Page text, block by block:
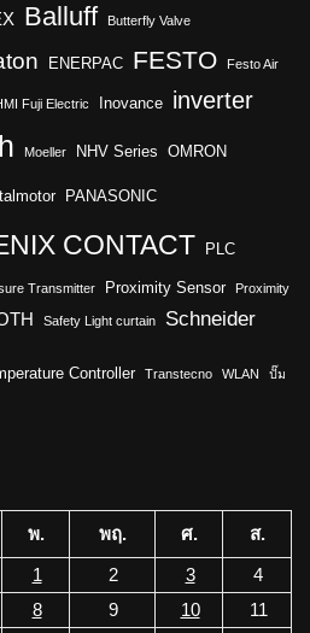
Balluff Butterfly Valve
ENERPAC FESTO Festo Air
Fuji Electric Inovance inverter
Moeller NHV Series OMRON
PANASONIC
CONTACT PLC
Transmitter Proximity Sensor Proximity
Safety Light curtain Schneider
Controller Transtecno WLAN ปั๊ม
พ. พฤ. ศ.
ส.
1
2 3
4
8 9 10
11